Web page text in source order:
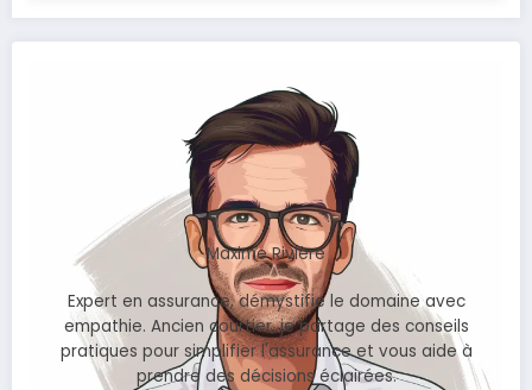
Maxime Rivière
Expert en assurance, démystifie le domaine avec
empathie. Ancien courtier, je partage des conseils
pratiques pour simplifier l'assurance et vous aide à
prendre des décisions éclairées.